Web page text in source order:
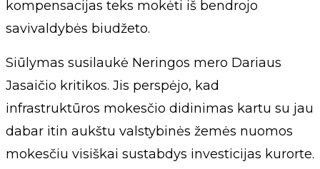
kompensacijas teks mokėti iš bendrojo
savivaldybės biudžeto.
Siūlymas susilaukė Neringos mero Dariaus
Jasaičio kritikos. Jis perspėjo, kad
infrastruktūros mokesčio didinimas kartu su jau
dabar itin aukštu valstybinės žemės nuomos
mokesčiu visiškai sustabdys investicijas kurorte.